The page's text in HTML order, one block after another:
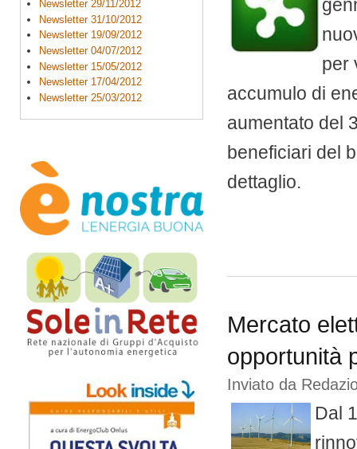
Newsletter 29/11/2012
Newsletter 31/10/2012
Newsletter 19/09/2012
Newsletter 04/07/2012
Newsletter 15/05/2012
Newsletter 17/04/2012
Newsletter 25/03/2012
per
accumulo di
aumentato del
beneficiari del
dettaglio.
Mercato
opportunità
Inviato da
Dal